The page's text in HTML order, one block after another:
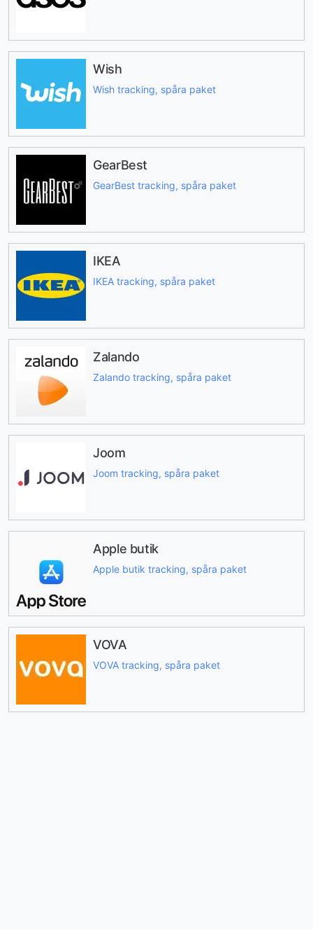
Wish
Wish tracking, spåra paket
GearBest
GearBest tracking, spåra paket
IKEA
IKEA tracking, spåra paket
Zalando
Zalando tracking, spåra paket
Joom
Joom tracking, spåra paket
Apple butik
Apple butik tracking, spåra paket
VOVA
VOVA tracking, spåra paket